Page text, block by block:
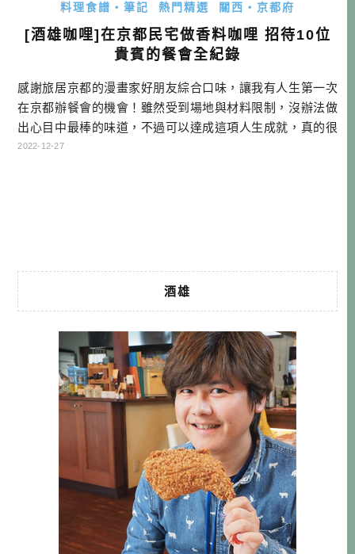
料理食譜・筆記 熱門精選 關西・京都府
[酒雄咖哩]在京都民宅做香料咖哩 招待10位
貴賓的餐會全紀錄
感謝旅居京都的漫畫家好朋友綜合口味，讓我有人生第一次
在京都辦餐會的機會！雖然受到場地與材料限制，沒辦法做
出心目中最棒的味道，不過可以達成這項人生成就，真的很
開心！ 日文的請客吃大餐叫做「ご馳走」，其實是來自物資
2022-12-27
酒雄